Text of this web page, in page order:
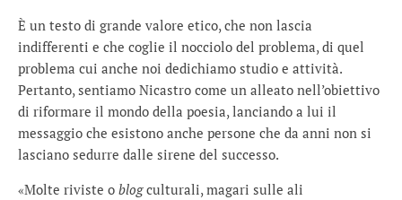
È un testo di grande valore etico, che non lascia
indifferenti e che coglie il nocciolo del problema, di quel
problema cui anche noi dedichiamo studio e attività.
Pertanto, sentiamo Nicastro come un alleato nell’obiettivo
di riformare il mondo della poesia, lanciando a lui il
messaggio che esistono anche persone che da anni non si
lasciano sedurre dalle sirene del successo.
«Molte riviste o blogculturali, magari sulle ali